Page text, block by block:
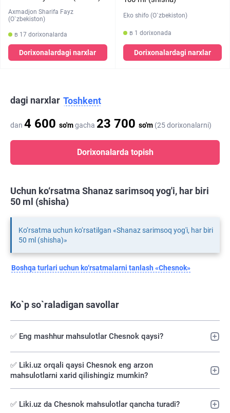
Axmadjon Sharifa Fayz
(O`zbekiston)
в 17 dorixonalarda
Dorixonalardagi narxlar
Eko shifo (O`zbekiston)
в 1 dorixonada
Dorixonalardagi narxlar
dagi narxlar Toshkent
dan 4 600 so'mgacha 23 700 so'm (25 dorixonalarni)
Dorixonalarda topish
Uchun ko‘rsatma Shanaz sarimsoq yog'i, har biri
50 ml (shisha)
Ko‘rsatma uchun ko‘rsatilgan «Shanaz sarimsoq yog'i, har biri
50 ml (shisha)»
Boshqa turlari uchun ko‘rsatmalarni tanlash «Chesnok»
Ko`p so`raladigan savollar
✅ Eng mashhur mahsulotlar Chesnok qaysi?
✅️ Liki.uz orqali qaysi Chesnok eng arzon
mahsulotlarni xarid qilishingiz mumkin?
✅ Liki.uz da Chesnok mahsulotlar qancha turadi?